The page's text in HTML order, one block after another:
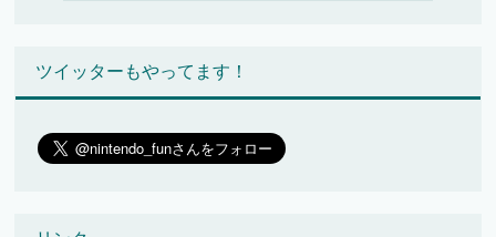
ツイッターもやってます！